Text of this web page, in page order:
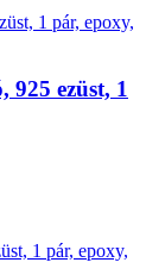
925 ezüst, 1